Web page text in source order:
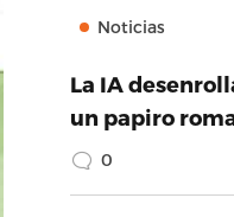
Noticias
La IA
un papiro
0